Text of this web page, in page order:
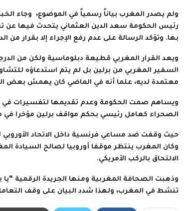
ولم يصدر المغرب بياناً رسمياً في الموضوع، وجاء
رئيس الحكومة سعد الدين العثماني يتحدث فيها عن
بها. وتؤكد الرسالة على عدم رفع الإجراء إلا بقرار من
ويعد القرار المغربي قطيعة دبلوماسية ولكن من
السفير المغربي من برلين بل لم يتم استدعاؤه
معتمدة لديه، علما أنه في الماضي كان يهمش بعض
ويساهم صمت الحكومة وعدم تقديمها لتفسيرات في
الصحراء كعامل رئيسي بحكم مواقف برلين مؤخرا في
حيث وقفت ضد مساعي فرنسية داخل الاتحاد الأوروبي
وكان المغرب ينتظر موقفا أوروبيا لصالح السيادة
الالتحاق بالركب الأمريكي.
وذهبت الصحافة المغربية ومنها الجريدة الرقمية
تنشط في المغرب، ولهذا شدد البيان على وقف